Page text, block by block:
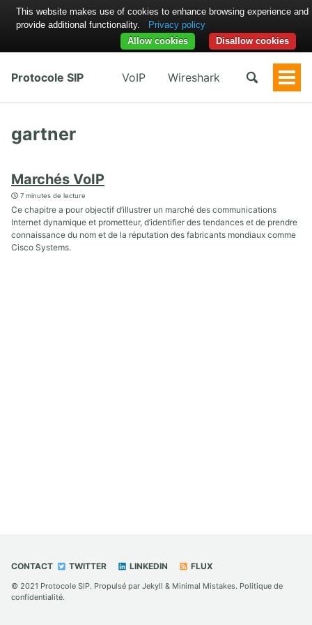
Protocole SIP VoIP Wireshark
gartner
Marchés VoIP
7 minutes de lecture
Ce chapitre a pour objectif d’illustrer un marché des communications
Internet dynamique et prometteur, d’identifier des tendances et de prendre
connaissance du nom et de la réputation des fabricants mondiaux comme
Cisco Systems.
CONTACT TWITTER LINKEDIN FLUX
© 2021 Protocole SIP. Propulsé par Jekyll & Minimal Mistakes. Politique de
confidentialité.
This website makes use of cookies to enhance browsing experience and
provide additional functionality.
Privacy policy
Disallow cookies
Allow cookies